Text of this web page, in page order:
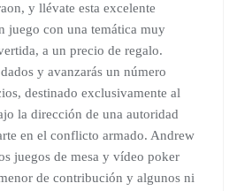
y llévate esta excelente
juego con una temática muy
a un precio de regalo.
y avanzarás un número
destinado exclusivamente al
la dirección de una autoridad
en el conflicto armado. Andrew
juegos de mesa y vídeo poker
de contribución y algunos ni